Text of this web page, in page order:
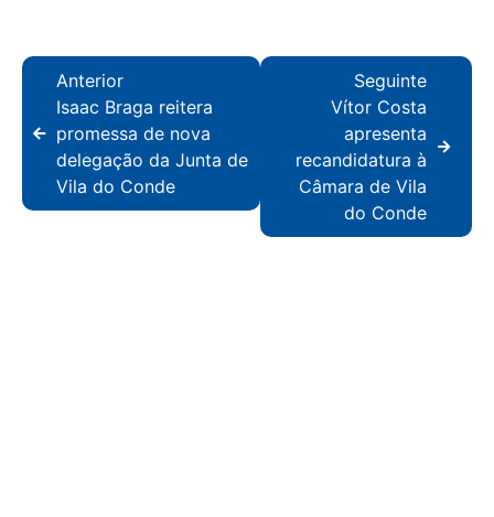
Anterior
Isaac Braga reitera
promessa de nova
delegação da Junta de
Vila do Conde
Seguinte
Vítor Costa
apresenta
recandidatura à
Câmara de Vila
do Conde